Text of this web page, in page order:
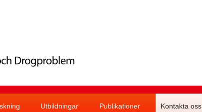
Utbildningar Publikationer Kontakta oss